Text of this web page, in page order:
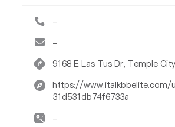
-
-
9168 E Las Tus Dr, Temple
https://www.italkbbelite.com/
31d531db74f6733a
-